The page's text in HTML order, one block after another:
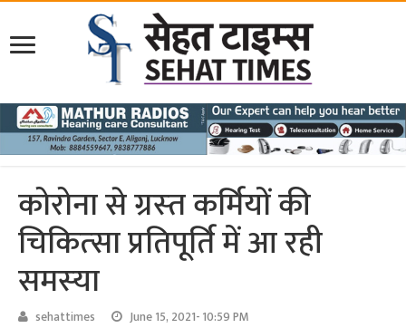
कोरोना से ग्रस्‍त कर्मियों की
चिकित्‍सा प्रतिपूर्ति में आ रही
समस्‍या
sehattimes June 15, 2021- 10:59 PM